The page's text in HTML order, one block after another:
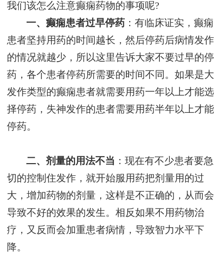
我们该怎么注意癫痫药物的事项呢?
一、癫痫患者过早停药 ：有临床证实，癫痫
患者坚持用药的时间越长，然后停药后病情发作
的情况就越少，所以这里告诉大家不要过早的停
药，各个患者停药所需要的时间不同。如果是大
发作类型的癫痫患者就需要用药一年以上才能选
择停药，失神发作的患者需要用药半年以上才能
停药。
二、剂量的用法不当 ：现在有不少患者要急
切的控制住发作，就开始服用药把剂量用的过
大，增加药物的剂量，这样是不正确的，从而会
导致不好的效果的发生。相反如果不用药物治
疗，又反而会加重患者病情，导致智力水平下
降。